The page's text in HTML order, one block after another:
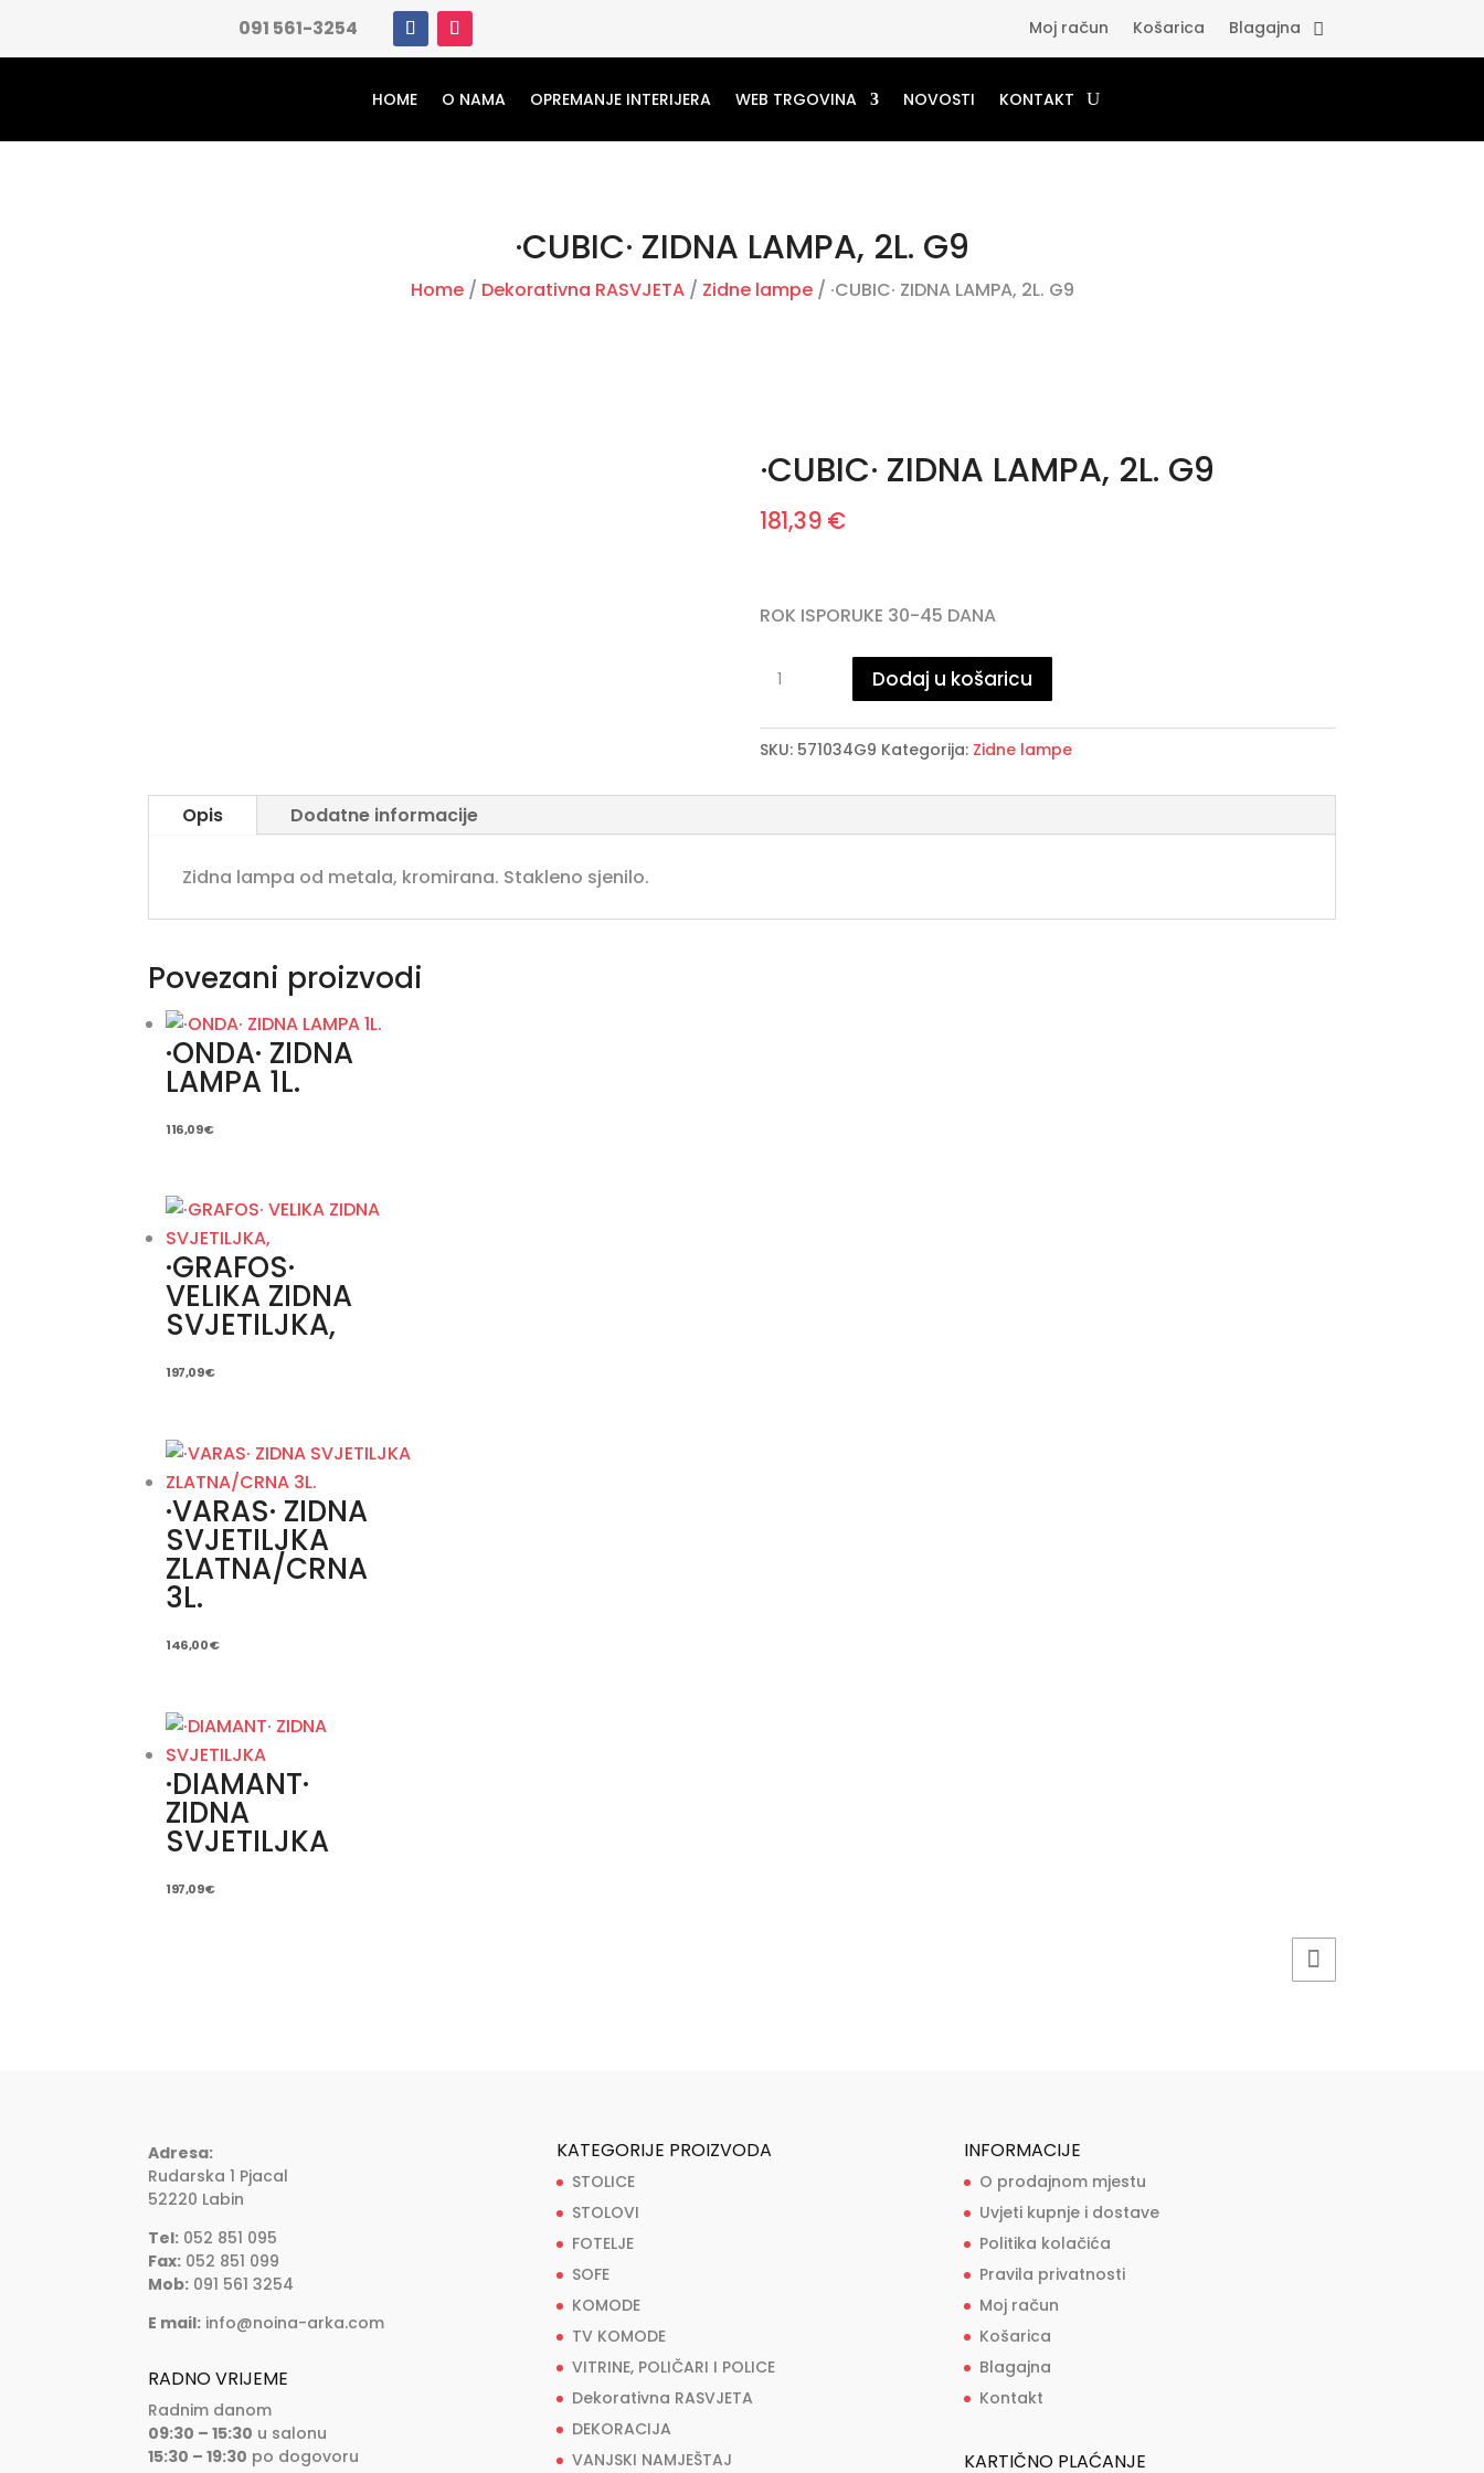
091 561-3254 Moj račun Košarica Blagajna
HOME O NAMA OPREMANJE INTERIJERA WEB TRGOVINA NOVOSTI KONTAKT
·CUBIC· ZIDNA LAMPA, 2L. G9
Home/ Dekorativna RASVJETA/ Zidne lampe/ ·CUBIC· ZIDNA LAMPA, 2L. G9
·CUBIC· ZIDNA LAMPA, 2L. G9
181,39 €
ROK ISPORUKE 30-45 DANA
ZIDNA
LAMPA,
2L.
Dodaj u košaricu
SKU: 571034G9 Kategorija: Zidne lampe
Opis Dodatne informacije
Zidna lampa od metala, kromirana. Stakleno sjenilo.
Povezani proizvodi
·ONDA· ZIDNA
LAMPA 1L.
116,09€
·GRAFOS·
VELIKA ZIDNA
SVJETILJKA,
197,09€
·VARAS· ZIDNA
SVJETILJKA
ZLATNA/CRNA
3L.
146,00€
·DIAMANT·
ZIDNA
SVJETILJKA
197,09€
Adresa:
Rudarska 1 Pjacal
52220 Labin
Tel: 052 851 095
Fax: 052 851 099
Mob: 091 561 3254
E mail: info@noina-arka.com
RADNO VRIJEME
Radnim danom
09:30 – 15:30 u salonu
15:30 – 19:30 po dogovoru
KATEGORIJE PROIZVODA
STOLICE
STOLOVI
FOTELJE
SOFE
KOMODE
TV KOMODE
VITRINE, POLIČARI I POLICE
Dekorativna RASVJETA
DEKORACIJA
VANJSKI NAMJEŠTAJ
INFORMACIJE
O prodajnom mjestu
Uvjeti kupnje i dostave
Politika kolačića
Pravila privatnosti
Moj račun
Košarica
Blagajna
Kontakt
KARTIČNO PLAĆANJE